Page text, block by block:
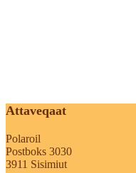
Attaveqaat
Polaroil
Postboks 3030
3911 Sisimiut